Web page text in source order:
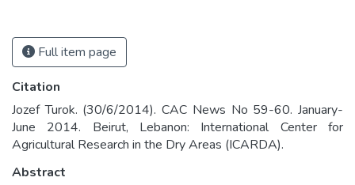
Full item page
Citation
Jozef Turok. (30/6/2014). CAC News No 59-60. January-
June 2014. Beirut, Lebanon: International Center for
Agricultural Research in the Dry Areas (ICARDA).
Abstract